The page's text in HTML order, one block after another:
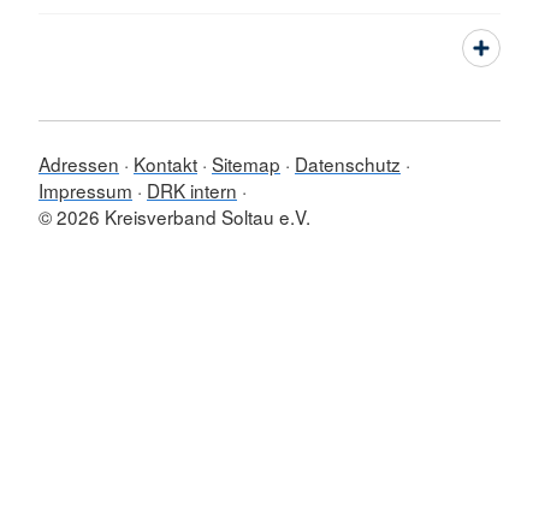
Adressen Kontakt Sitemap
Datenschutz
Impressum
DRK intern
© 2026 Kreisverband Soltau e.V.